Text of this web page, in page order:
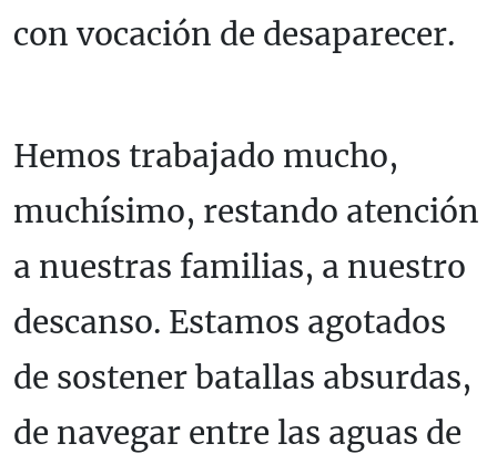
con vocación de desaparecer.
Hemos trabajado mucho,
muchísimo, restando atención
a nuestras familias, a nuestro
descanso. Estamos agotados
de sostener batallas absurdas,
de navegar entre las aguas de